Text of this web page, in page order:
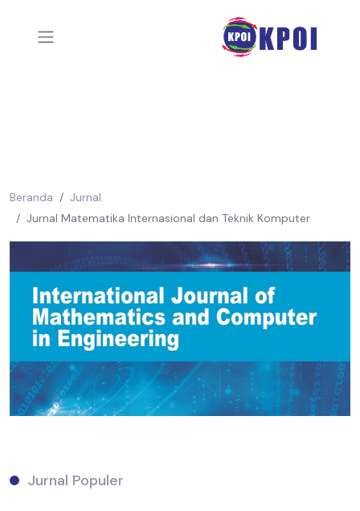
Beranda
Jurnal
Jurnal Matematika Internasional dan Teknik Komputer
Jurnal Populer